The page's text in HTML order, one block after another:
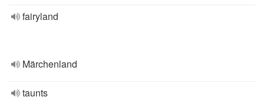
fairyland
Märchenland
taunts